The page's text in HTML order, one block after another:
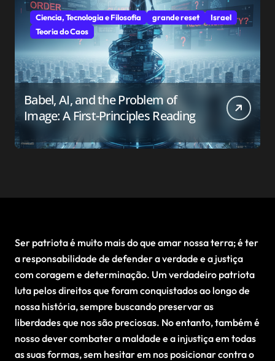
Ciencia, Tecnologia e Filosofia grande reset
Israel
Teoria do Caos
Babel, AI, and the Problem of
Image: A First-Principles Reading
Ser patriota é muito mais do que amar nossa terra; é ter
a responsabilidade de defender a verdade e a justiça
com coragem e determinação. Um verdadeiro patriota
luta pelos direitos que foram conquistados ao longo de
nossa história, sempre buscando preservar as
liberdades que nos são preciosas. No entanto, também é
nosso dever combater a maldade e a injustiça em todas
as suas formas, sem hesitar em nos posicionar contra o